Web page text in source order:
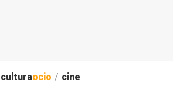
culturaocio / cine